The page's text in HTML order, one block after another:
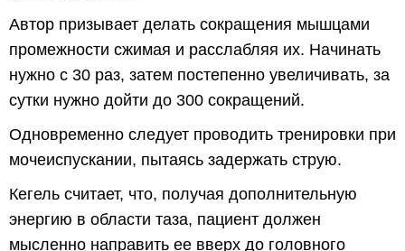
Автор призывает делать сокращения мышцами
промежности сжимая и расслабляя их. Начинать
нужно с 30 раз, затем постепенно увеличивать, за
сутки нужно дойти до 300 сокращений.
Одновременно следует проводить тренировки при
мочеиспускании, пытаясь задержать струю.
Кегель считает, что, получая дополнительную
энергию в области таза, пациент должен
мысленно направить ее вверх до головного